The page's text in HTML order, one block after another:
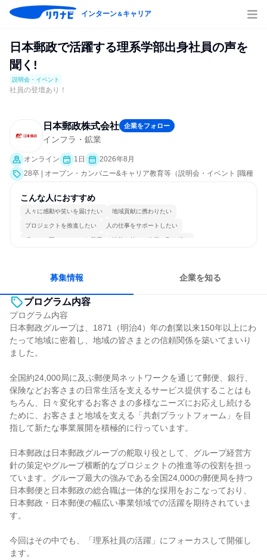
インターン＆キャリア
日本郵政で活躍する理系学部出身社員の声を
聞く!
説明会・イベント
社員の登壇あり！
日本郵政株式会社 企業をフォロー
インフラ・鉱業
オンライン 1日
2026年8月
28卒 | オープン・カンパニー&キャリア教育等（説明会・イベント [職種
こんな人におすすめ
人々に感動や笑いを届けたい 地域貢献に携わりたい
プロジェクトを推進したい 人の仕事をサポートしたい
穏やかで互いのペースを尊重 情熱を持って仕事に取り組む
募集情報 企業を知る
プログラム内容
プログラム内容
日本郵政グループは、1871（明治4）年の創業以来150年以上にわ
たって地域に密着し、地域の皆さまとの信頼関係を築いてまいり
ました。
全国約24,000局に及ぶ郵便局ネットワークを通じて郵便、銀行、
保険などお客さまの日常生活を支えるサービス提供することはも
ちろん、日々変化するお客さまの多様なニーズにお応えし続ける
ために、お客さまと地域を支える「共創プラットフォーム」を目
指して新たな事業展開を積極的に行っています。
日本郵政は日本郵政グループの舵取り役として、グループ経営方
針の策定やグループ横断的なプロジェクトの推進等の役割を担っ
ています。グループ最大の強みである全国24,000の郵便局を持つ
日本郵便と日本郵政の総合職は一体的な採用をおこなっており、
日本郵政・日本郵便の幅広い事業領域での活躍を期待されていま
す。
今回はその中でも、「理系社員の活躍」にフォーカスして開催し
ます。